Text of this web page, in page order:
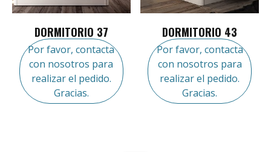
DORMITORIO 37
Por favor, contacta
con nosotros para
realizar el pedido.
Gracias.
DORMITORIO 43
Por favor, contacta
con nosotros para
realizar el pedido.
Gracias.